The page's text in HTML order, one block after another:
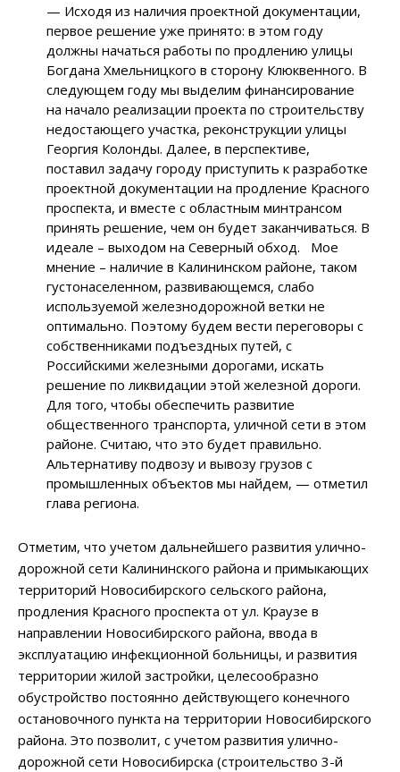
— Исходя из наличия проектной документации,
первое решение уже принято: в этом году
должны начаться работы по продлению улицы
Богдана Хмельницкого в сторону Клюквенного. В
следующем году мы выделим финансирование
на начало реализации проекта по строительству
недостающего участка, реконструкции улицы
Георгия Колонды. Далее, в перспективе,
поставил задачу городу приступить к разработке
проектной документации на продление Красного
проспекта, и вместе с областным минтрансом
принять решение, чем он будет заканчиваться. В
идеале – выходом на Северный обход. Мое
мнение – наличие в Калининском районе, таком
густонаселенном, развивающемся, слабо
используемой железнодорожной ветки не
оптимально. Поэтому будем вести переговоры с
собственниками подъездных путей, с
Российскими железными дорогами, искать
решение по ликвидации этой железной дороги.
Для того, чтобы обеспечить развитие
общественного транспорта, уличной сети в этом
районе. Считаю, что это будет правильно.
Альтернативу подвозу и вывозу грузов с
промышленных объектов мы найдем, — отметил
глава региона.
Отметим, что учетом дальнейшего развития улично-
дорожной сети Калининского района и примыкающих
территорий Новосибирского сельского района,
продления Красного проспекта от ул. Краузе в
направлении Новосибирского района, ввода в
эксплуатацию инфекционной больницы, и развития
территории жилой застройки, целесообразно
обустройство постоянно действующего конечного
остановочного пункта на территории Новосибирского
района. Это позволит, с учетом развития улично-
дорожной сети Новосибирска (строительство 3-й